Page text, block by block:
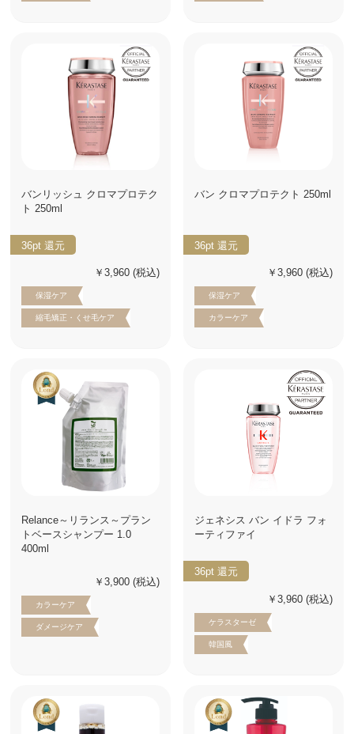
バンリッシュ クロマプロテク
ト 250ml
36pt 還元
￥3,960 (税込)
保湿ケア
縮毛矯正・くせ毛ケア
バン クロマプロテクト 250ml
36pt 還元
￥3,960 (税込)
保湿ケア
カラーケア
Relance～リランス～プラン
トベースシャンプー 1.0
400ml
￥3,900 (税込)
カラーケア
ダメージケア
ジェネシス バン イドラ フォ
ーティファイ
36pt 還元
￥3,960 (税込)
ケラスターゼ
韓国風